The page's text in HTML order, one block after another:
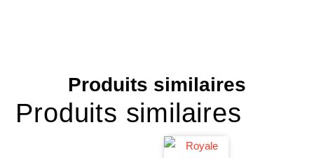
Produits similaires
Produits similaires